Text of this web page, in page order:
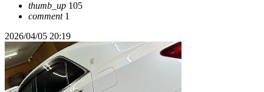
thumb_up 105
comment1
2026/04/05 20:19